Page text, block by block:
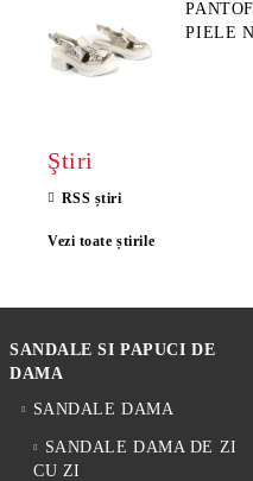
PIELE
Ştiri
RSS știri
Vezi toate știrile
SANDALE SI PAPUCI DE
DAMA
SANDALE DAMA
SANDALE DAMA DE ZI
CU ZI